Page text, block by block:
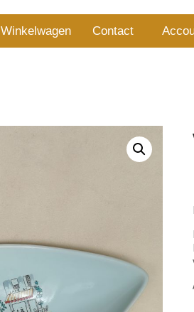
Winkelwagen Contact